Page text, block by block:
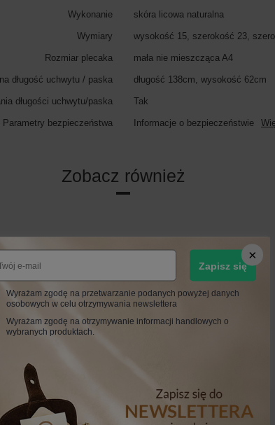
Wykonanie skóra licowa naturalna
Wymiary wysokość 15, szerokość 23,
Rozmiar plecaka mała nie mieszcząca A4
długość uchwytu / paska długość 138cm, wysokość 62cm
długości uchwytu/paska Tak
Parametry bezpieczeństwa Informacje o bezpieczeństwie
Zobacz również
Zapisz się
Wyrażam zgodę na przetwarzanie podanych powyżej danych
osobowych w celu otrzymywania newslettera
Wyrażam zgodę na otrzymywanie informacji handlowych o
wybranych produktach.